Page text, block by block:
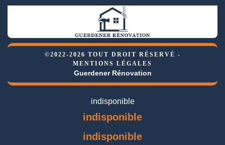
©2022-2026 TOUT DROIT RÉSERVÉ -
MENTIONS LÉGALES
Guerdener Rénovation
indisponible
indisponible
indisponible